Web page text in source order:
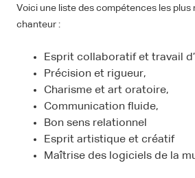
Voici une liste des compétences les plus
chanteur :
Esprit collaboratif et travail
Précision et rigueur,
Charisme et art oratoire,
Communication fluide,
Bon sens relationnel
Esprit artistique et créatif
Maîtrise des logiciels de la